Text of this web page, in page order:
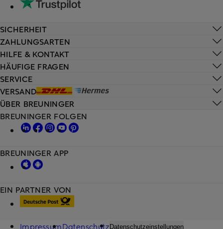
HILFE & KONTAKT
HÄUFIGE FRAGEN
SERVICE
VERSAND
SICHERHEIT
ZAHLUNGSARTEN
ÜBER BREUNINGER
EIN PARTNER VON
BREUNINGER FOLGEN
BREUNINGER APP
ImpressumDatenschutzDatenschutzeinstellungen